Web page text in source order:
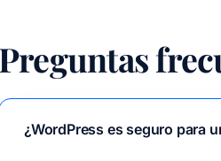
Preguntas
¿WordPress es seguro para